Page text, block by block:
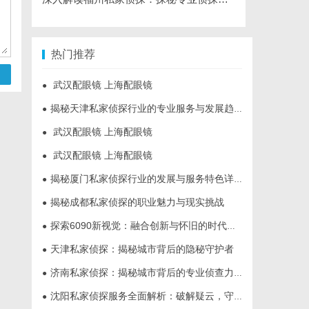
热门推荐
● 武汉配眼镜 上海配眼镜
● 揭秘天津私家侦探行业的专业服务与发展趋势
● 武汉配眼镜 上海配眼镜
● 武汉配眼镜 上海配眼镜
● 揭秘厦门私家侦探行业的发展与服务特色详解
● 揭秘成都私家侦探的职业魅力与现实挑战
● 探索6090新视觉：融合创新与怀旧的时代艺术表达
● 天津私家侦探：揭秘城市背后的隐秘守护者
● 济南私家侦探：揭秘城市背后的专业侦查力量
● 沈阳私家侦探服务全面解析：破解疑云，守护真相的专家助力